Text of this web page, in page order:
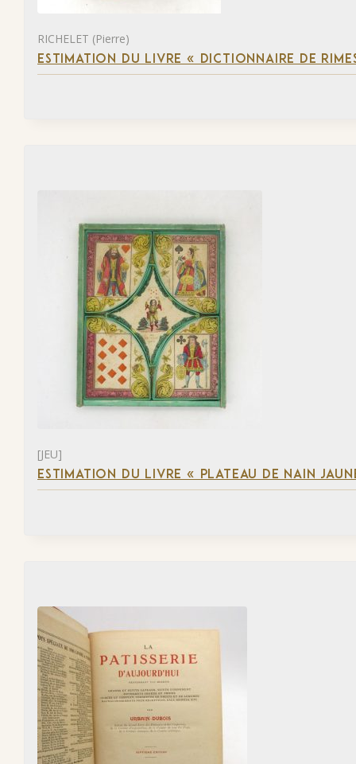
RICHELET (Pierre)
ESTIMATION DU LIVRE « DICTIONNAIRE DE
[JEU]
ESTIMATION DU LIVRE « PLATEAU DE NAIN